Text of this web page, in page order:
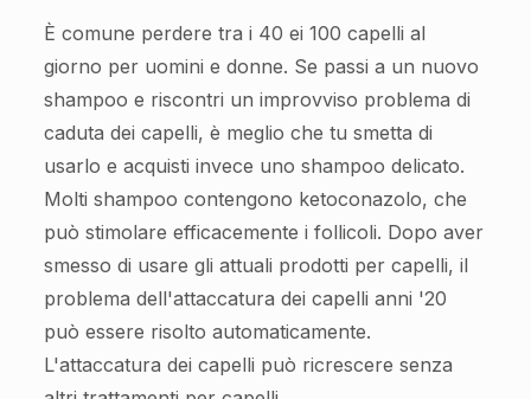
È comune perdere tra i 40 ei 100 capelli al
giorno per uomini e donne. Se passi a un nuovo
shampoo e riscontri un improvviso problema di
caduta dei capelli, è meglio che tu smetta di
usarlo e acquisti invece uno shampoo delicato.
Molti shampoo contengono ketoconazolo, che
può stimolare efficacemente i follicoli. Dopo aver
smesso di usare gli attuali prodotti per capelli, il
problema dell'attaccatura dei capelli anni '20
può essere risolto automaticamente.
L'attaccatura dei capelli può ricrescere senza